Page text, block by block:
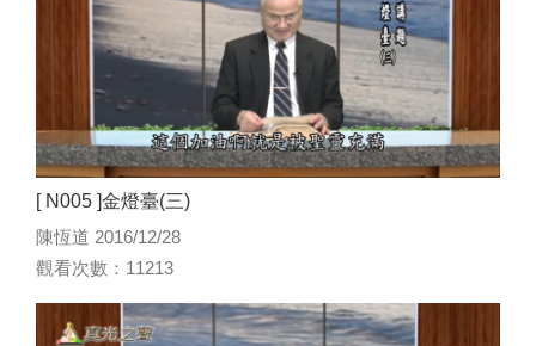
[ N005 ]金燈臺(三)
陳恆道 2016/12/28
觀看次數：11213